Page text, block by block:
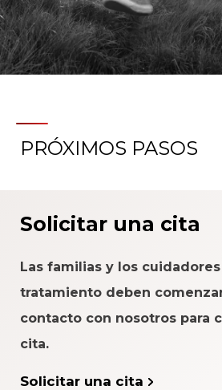
PRÓXIMOS PASOS
Solicitar una cita
Las familias y los
tratamiento deben
contacto con nosotros para
cita.
Solicitar una cita